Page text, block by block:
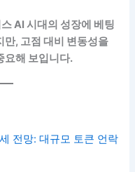
AI 시대의 성장에 베팅
만, 고점 대비 변동성을
요해 보입니다.
전망: 대규모 토큰 언락